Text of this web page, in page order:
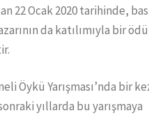
22 Ocak 2020 tarihinde,
da katılımıyla bir
Öykü Yarışması’nda bir
yıllarda bu yarışmaya